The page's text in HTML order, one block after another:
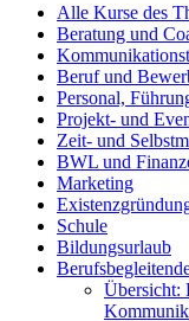
Alle Kurse des
Beratung und
Beruf und
Personal,
Projekt- und
Zeit- und
BWL und
Marketing
Schule
Bildungsurlaub
Übersicht: